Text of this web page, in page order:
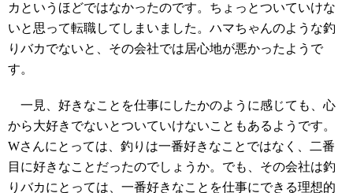
カというほどではなかったのです。ちょっとついていけな
いと思って転職してしまいました。ハマちゃんのような釣
りバカでないと、その会社では居心地が悪かったようで
す。
一見、好きなことを仕事にしたかのように感じても、心
から大好きでないとついていけないこともあるようです。
Wさんにとっては、釣りは一番好きなことではなく、二番
目に好きなことだったのでしょうか。でも、その会社は釣
りバカにとっては、一番好きなことを仕事にできる理想的